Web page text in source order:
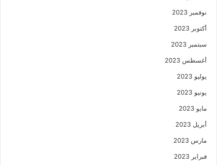
نوفمبر 2023
أكتوبر 2023
سبتمبر 2023
أغسطس 2023
يوليو 2023
يونيو 2023
مايو 2023
أبريل 2023
مارس 2023
فبراير 2023